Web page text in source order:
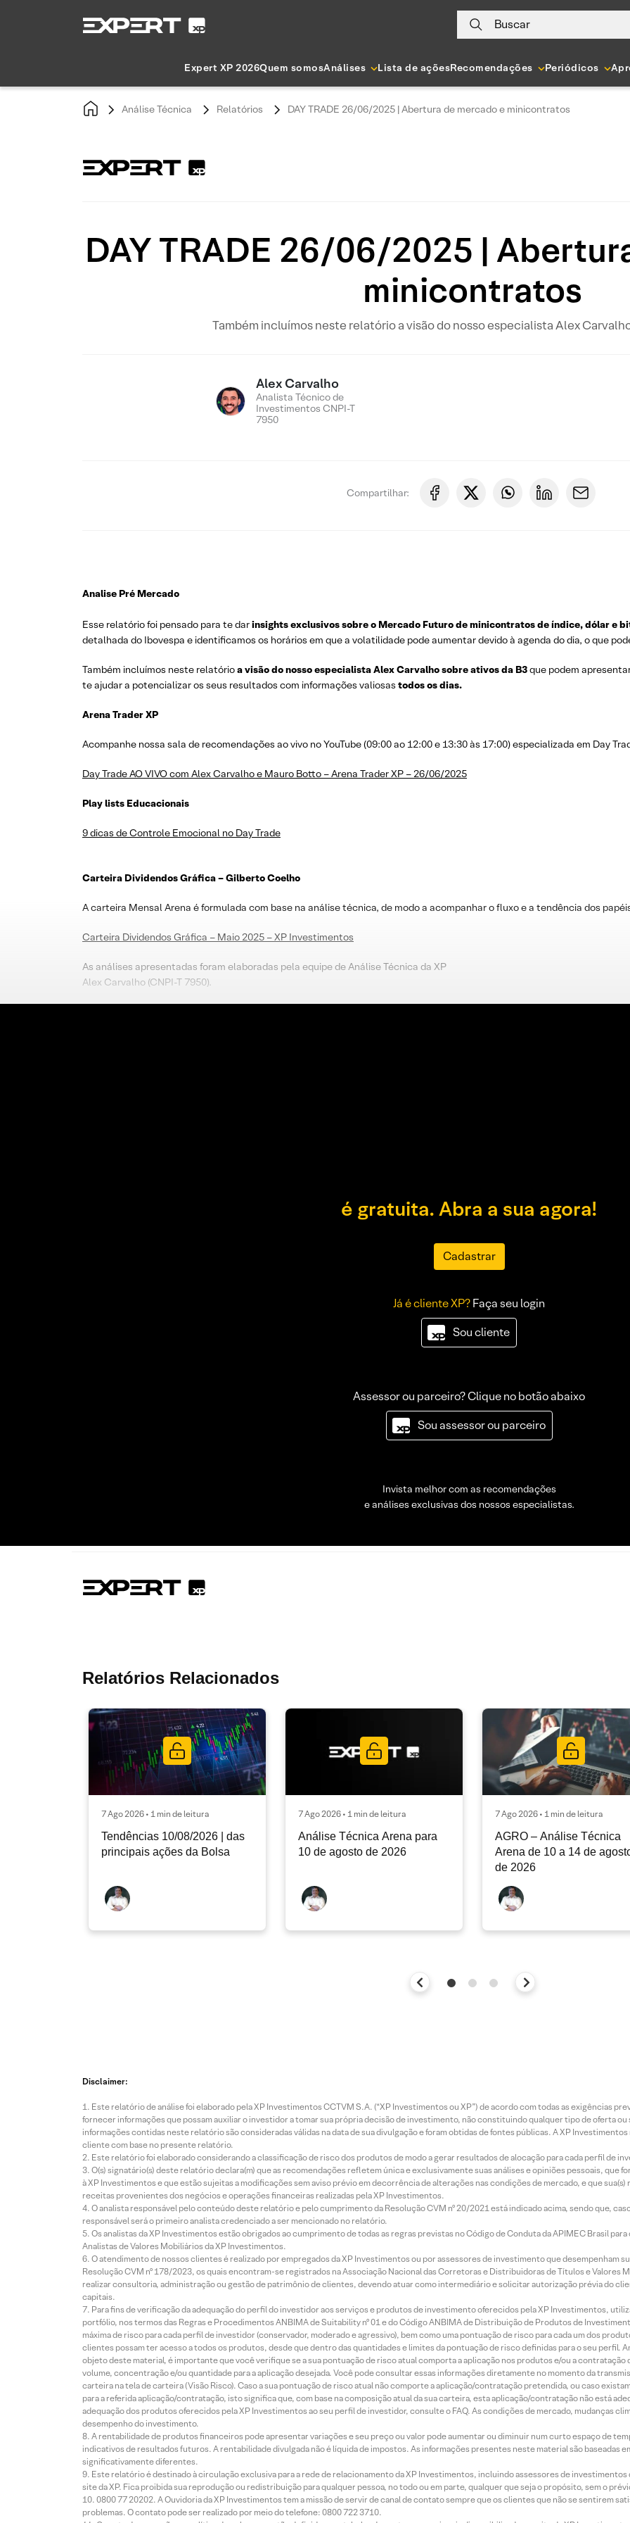
Buscar
Expert XP 2026Quem somosAnálises Lista de açõesRecomendações Periódicos
Análise Técnica Relatórios DAY TRADE 26/06/2025 | Abertura de mercado e minicontratos
DAY TRADE 26/06/2025 |
minicontratos
Também incluímos neste relatório a visão do nosso especialista Alex
Alex Carvalho
Analista Técnico de
Investimentos CNPI-T
7950
Compartilhar:
Analise Pré Mercado
Esse relatório foi pensado para te darinsights exclusivos sobre o Mercado Futuro de minicontratos de índice, dólar e
detalhada do Ibovespa e identificamos os horários em que a volatilidade pode aumentar devido à agenda do dia, o que
Também incluímos neste relatórioa visão do nosso especialista Alex Carvalho sobre ativos da B3que podem
te ajudar a potencializar os seus resultados com informações valiosas todos os dias.
Arena Trader XP
Acompanhe nossa sala de recomendações ao vivo no YouTube (09:00 ao 12:00 e 13:30 às 17:00) especializada em Day
Day Trade AO VIVO com Alex Carvalho e Mauro Botto – Arena Trader XP – 26/06/2025
Play lists Educacionais
9 dicas de Controle Emocional no Day Trade
Carteira Dividendos Gráfica – Gilberto Coelho
A carteira Mensal Arena é formulada com base na análise técnica, de modo a acompanhar o fluxo e a tendência dos
Carteira Dividendos Gráfica – Maio 2025 – XP Investimentos
As análises apresentadas foram elaboradas pela equipe de Análise Técnica da XP
Alex Carvalho (CNPI-T 7950).
é gratuita. Abra a sua agora!
Cadastrar
Já é cliente XP?Faça seu login
Sou cliente
Assessor ou parceiro? Clique no botão abaixo
Sou assessor ou parceiro
Invista melhor com as recomendações
e análises exclusivas dos nossos especialistas.
Relatórios Relacionados
7 Ago 2026 • 1 min de leitura
Tendências 10/08/2026 | das
principais ações da Bolsa
7 Ago 2026 • 1 min de leitura
Análise Técnica Arena para
10 de agosto de 2026
7 Ago 2026 • 1 min de leitura
AGRO – Análise Técnica
Arena de 10 a 14 de
de 2026
Disclaimer:
Este relatório de análise foi elaborado pela XP Investimentos CCTVM S.A. (“XP Investimentos ou XP”) de acordo com todas as exigências
fornecer informações que possam auxiliar o investidor a tomar sua própria decisão de investimento, não constituindo qualquer tipo de oferta
informações contidas neste relatório são consideradas válidas na data de sua divulgação e foram obtidas de fontes públicas. A XP
cliente com base no presente relatório.
Este relatório foi elaborado considerando a classificação de risco dos produtos de modo a gerar resultados de alocação para cada perfil de
O(s) signatário(s) deste relatório declara(m) que as recomendações refletem única e exclusivamente suas análises e opiniões pessoais, que
à XP Investimentos e que estão sujeitas a modificações sem aviso prévio em decorrência de alterações nas condições de mercado, e que
receitas provenientes dos negócios e operações financeiras realizadas pela XP Investimentos.
O analista responsável pelo conteúdo deste relatório e pelo cumprimento da Resolução CVM nº 20/2021 está indicado acima, sendo que,
responsável será o primeiro analista credenciado a ser mencionado no relatório.
Os analistas da XP Investimentos estão obrigados ao cumprimento de todas as regras previstas no Código de Conduta da APIMEC Brasil
Analistas de Valores Mobiliários da XP Investimentos.
O atendimento de nossos clientes é realizado por empregados da XP Investimentos ou por assessores de investimento que desempenham
Resolução CVM nº 178/2023, os quais encontram-se registrados na Associação Nacional das Corretoras e Distribuidoras de Títulos e Valores
realizar consultoria, administração ou gestão de patrimônio de clientes, devendo atuar como intermediário e solicitar autorização prévia do
capitais.
Para fins de verificação da adequação do perfil do investidor aos serviços e produtos de investimento oferecidos pela XP Investimentos,
portfólio, nos termos das Regras e Procedimentos ANBIMA de Suitability nº 01 e do Código ANBIMA de Distribuição de Produtos de
máxima de risco para cada perfil de investidor (conservador, moderado e agressivo), bem como uma pontuação de risco para cada um dos
clientes possam ter acesso a todos os produtos, desde que dentro das quantidades e limites da pontuação de risco definidas para o seu perfil.
objeto deste material, é importante que você verifique se a sua pontuação de risco atual comporta a aplicação nos produtos e/ou a contratação
volume, concentração e/ou quantidade para a aplicação desejada. Você pode consultar essas informações diretamente no momento da
carteira na tela de carteira (Visão Risco). Caso a sua pontuação de risco atual não comporte a aplicação/contratação pretendida, ou caso
para a referida aplicação/contratação, isto significa que, com base na composição atual da sua carteira, esta aplicação/contratação não está
adequação dos produtos oferecidos pela XP Investimentos ao seu perfil de investidor, consulte o FAQ. As condições de mercado, mudanças
desempenho do investimento.
A rentabilidade de produtos financeiros pode apresentar variações e seu preço ou valor pode aumentar ou diminuir num curto espaço de
indicativos de resultados futuros. A rentabilidade divulgada não é líquida de impostos. As informações presentes neste material são baseadas
significativamente diferentes.
Este relatório é destinado à circulação exclusiva para a rede de relacionamento da XP Investimentos, incluindo assessores de investimentos
site da XP. Fica proibida sua reprodução ou redistribuição para qualquer pessoa, no todo ou em parte, qualquer que seja o propósito, sem o
0800 77 20202. A Ouvidoria da XP Investimentos tem a missão de servir de canal de contato sempre que os clientes que não se sentirem
problemas. O contato pode ser realizado por meio do telefone: 0800 722 3710.